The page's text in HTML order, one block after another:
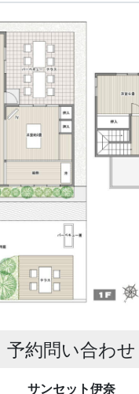
予約問い合わせ
サンセット伊奈